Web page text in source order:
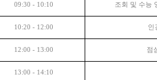
09:30 - 10:10 조회 및 수능
10:20 - 12:00 인
12:00 - 13:00 점
13:00 - 14:10